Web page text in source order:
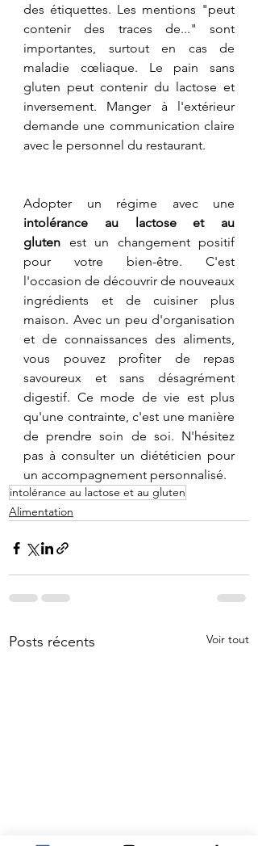
des étiquettes. Les mentions "peut
contenir des traces de..." sont
importantes, surtout en cas de
maladie cœliaque. ​Le pain sans
gluten peut contenir du lactose et
inversement. Manger à l'extérieur
demande une communication claire
avec le personnel du restaurant.
intolérance au lactose et au
gluten est un changement positif
pour votre bien-être. C'est
l'occasion de découvrir de nouveaux
ingrédients et de cuisiner plus
maison. Avec un peu d'organisation
et de connaissances des aliments,
vous pouvez profiter de repas
savoureux et sans désagrément
digestif. Ce mode de vie est plus
qu'une contrainte, c'est une manière
de prendre soin de soi. N'hésitez
pas à consulter un diététicien pour
un accompagnement personnalisé.
intolérance au lactose et au gluten
Alimentation
Posts récents Voir tout